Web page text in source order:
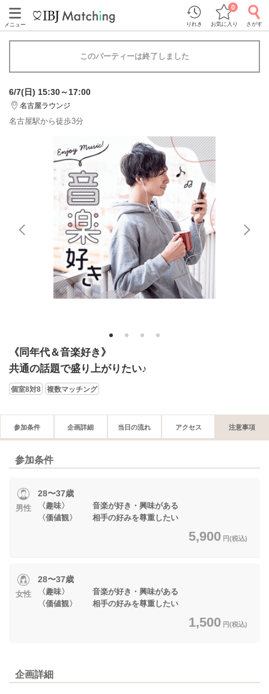
メニュー りれき お気に入り
0
さがす
このパーティーは終了しました
6/7(日) 15:30～17:00
名古屋ラウンジ
名古屋駅から徒歩3分
1 2 3 4
《同年代＆音楽好き》
共通の話題で盛り上がりたい♪
個室8対8 複数マッチング
参加条件 企画詳細 当日の流れ アクセス 注意事項
参加条件
男性
28〜37歳
〈趣味〉 音楽が好き・興味がある
〈価値観〉 相手の好みを尊重したい
5,900 円(税込)
女性
28〜37歳
〈趣味〉 音楽が好き・興味がある
〈価値観〉 相手の好みを尊重したい
1,500 円(税込)
企画詳細